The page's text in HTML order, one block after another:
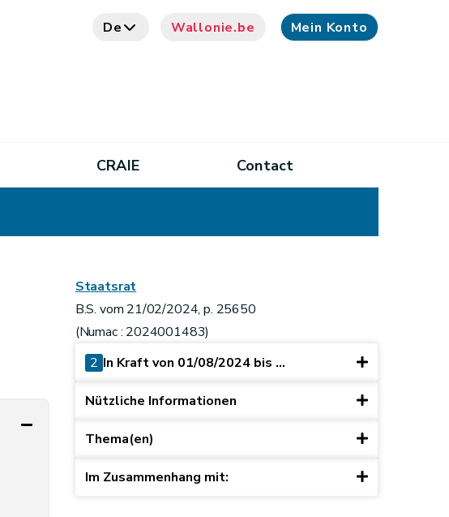
De Wallonie.be Mein Konto
CRAIE Contact
Staatsrat
B.S. vom 21/02/2024, p. 25650
(Numac : 2024001483)
2 In Kraft von 01/08/2024 bis ...
Nützliche Informationen
Thema(en)
Im Zusammenhang mit: